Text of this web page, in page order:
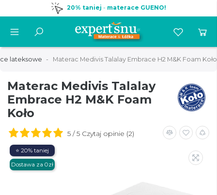
20% taniej - materace GUENO!
lateksowe Materac Medivis Talalay Embrace H2 M&K Foam Koło
Materac Medivis Talalay
Embrace H2 M&K Foam
Koło
5 / 5 Czytaj opinie (2)
⭐ 20% taniej
Dostawa za 0zł